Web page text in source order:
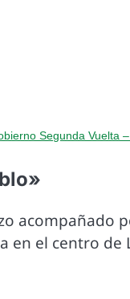
Segunda Vuelta
acompañado
en el centro